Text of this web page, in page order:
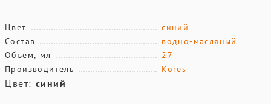
Цвет
синий
Состав
водно-масляный
Объем, мл
27
Производитель
Kores
Цвет: синий